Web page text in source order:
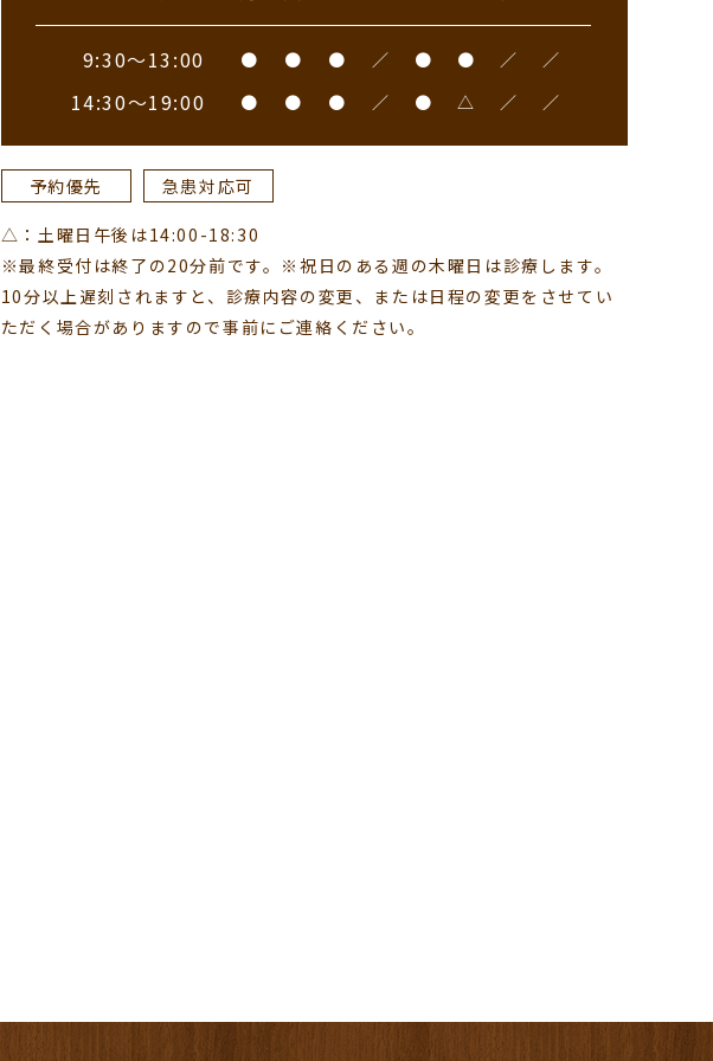
9:30～13:00 ● ● ● ／ ● ● ／ ／
14:30～19:00 ● ● ● ／ ● △ ／ ／
予約優先 急患対応可
△：土曜日午後は14:00-18:30
※最終受付は終了の20分前です。※祝日のある週の木曜日は診療します。
10分以上遅刻されますと、診療内容の変更、または日程の変更をさせてい
ただく場合がありますので事前にご連絡ください。